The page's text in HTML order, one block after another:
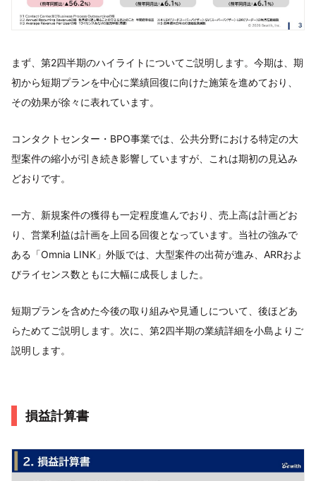
まず、第2四半期のハイライトについてご説明します。今期は、期
初から短期プランを中心に業績回復に向けた施策を進めており、
その効果が徐々に表れています。
コンタクトセンター・BPO事業では、公共分野における特定の大
型案件の縮小が引き続き影響していますが、これは期初の見込み
どおりです。
一方、新規案件の獲得も一定程度進んでおり、売上高は計画どお
り、営業利益は計画を上回る回復となっています。当社の強みで
ある「Omnia LINK」外販では、大型案件の出荷が進み、ARRおよ
びライセンス数ともに大幅に成長しました。
短期プランを含めた今後の取り組みや見通しについて、後ほどあ
らためてご説明します。次に、第2四半期の業績詳細を小島よりご
説明します。
損益計算書